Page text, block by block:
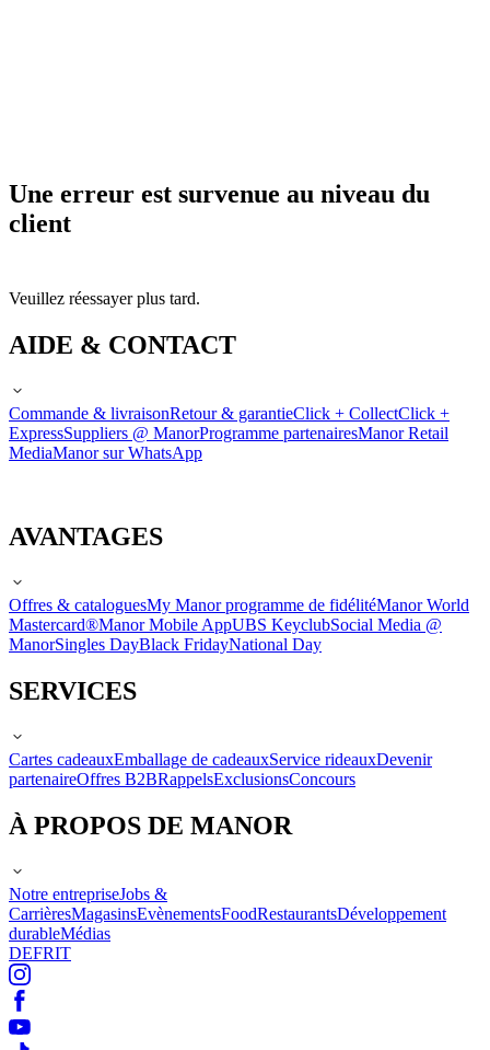
Une erreur est survenue au niveau du
client
Veuillez réessayer plus tard.
AIDE & CONTACT
Commande & livraisonRetour & garantieClick + CollectClick +
ExpressSuppliers @ ManorProgramme partenairesManor Retail
MediaManor sur WhatsApp
AVANTAGES
Offres & cataloguesMy Manor programme de fidélitéManor World
Mastercard®Manor Mobile AppUBS KeyclubSocial Media @
ManorSingles DayBlack FridayNational Day
SERVICES
Cartes cadeauxEmballage de cadeauxService rideauxDevenir
partenaireOffres B2BRappelsExclusionsConcours
À PROPOS DE MANOR
Notre entrepriseJobs &
CarrièresMagasinsEvènementsFoodRestaurantsDéveloppement
durableMédias
DEFRIT